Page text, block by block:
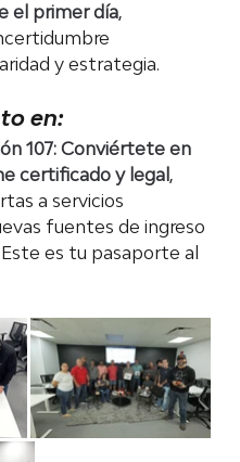
el primer día,
y estrategia.
en:
107: Conviértete en
certificado y legal ,
a servicios
fuentes de ingreso
es tu pasaporte al